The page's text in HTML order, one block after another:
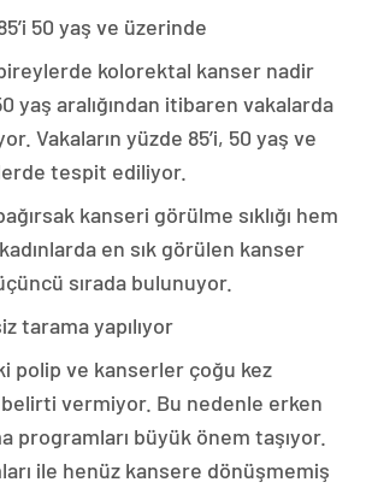
50 yaş ve üzerinde
kolorektal kanser nadir
yaş aralığından itibaren vakalarda
Vakaların yüzde 85’i, 50 yaş ve
tespit ediliyor.
kanseri görülme sıklığı hem
en sık görülen kanser
sırada bulunuyor.
tarama yapılıyor
polip ve kanserler çoğu kez
vermiyor. Bu nedenle erken
programları büyük önem taşıyor.
ile henüz kansere dönüşmemiş